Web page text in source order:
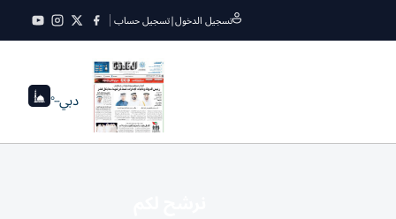
تسجيل الدخول|تسجيل حساب
دبي--°